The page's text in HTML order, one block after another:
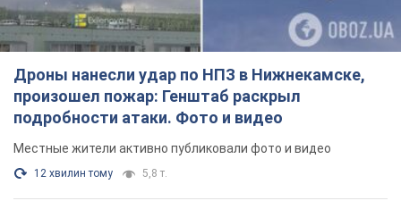
Дроны нанесли удар по НПЗ в Нижнекамске,
произошел пожар: Генштаб раскрыл
подробности атаки. Фото и видео
Местные жители активно публиковали фото и видео
12 хвилин тому 5,8 т.